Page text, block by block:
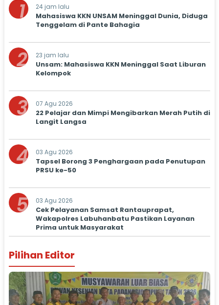
1 24 jam lalu
Mahasiswa KKN UNSAM Meninggal Dunia, Diduga
Tenggelam di Pante Bahagia
2 23 jam lalu
Unsam: Mahasiswa KKN Meninggal Saat Liburan
Kelompok
3 07 Agu 2026
22 Pelajar dan Mimpi Mengibarkan Merah Putih di
Langit Langsa
4 03 Agu 2026
Tapsel Borong 3 Penghargaan pada Penutupan
PRSU ke-50
5 03 Agu 2026
Cek Pelayanan Samsat Rantauprapat,
Wakapolres Labuhanbatu Pastikan Layanan
Prima untuk Masyarakat
Pilihan Editor